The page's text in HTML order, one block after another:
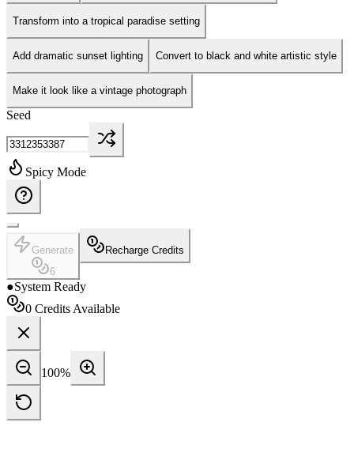
Transform into a tropical paradise setting
Add dramatic sunset lighting Convert to black and white artistic style
Make it look like a vintage photograph
Seed
Spicy Mode
Generate
6
Recharge Credits
●System Ready
0 Credits Available
100%